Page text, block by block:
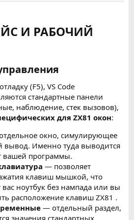
И РАБОЧИЙ
(F5), VS Code
стандартные панели
наблюдение, стек вызовов),
для ZX81 окон:
окно, симулирующее
вывод. Именно туда выводится
вашей программы.
— позволяет
клавиш мышкой, что
вас ноутбук без нампада или вы
расположение клавиш ZX81 .
— отдельный раздел,